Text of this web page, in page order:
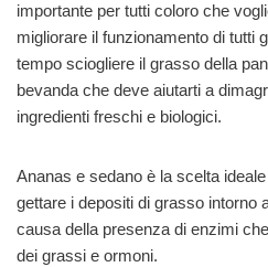
importante per tutti coloro che
migliorare il funzionamento di tutti
tempo sciogliere il grasso della
bevanda che deve aiutarti a
ingredienti freschi e biologici.
Ananas e sedano è la scelta
gettare i depositi di grasso intorno
causa della presenza di enzimi
dei grassi e ormoni.